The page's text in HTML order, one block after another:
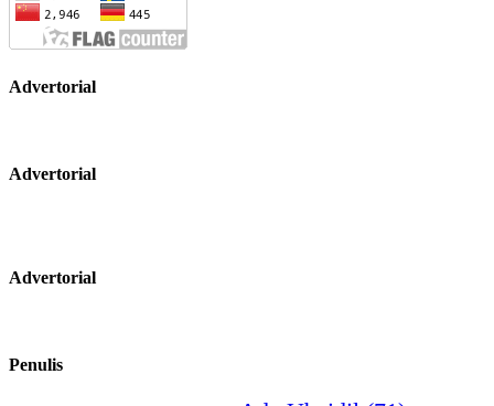
Advertorial
Advertorial
Advertorial
Penulis